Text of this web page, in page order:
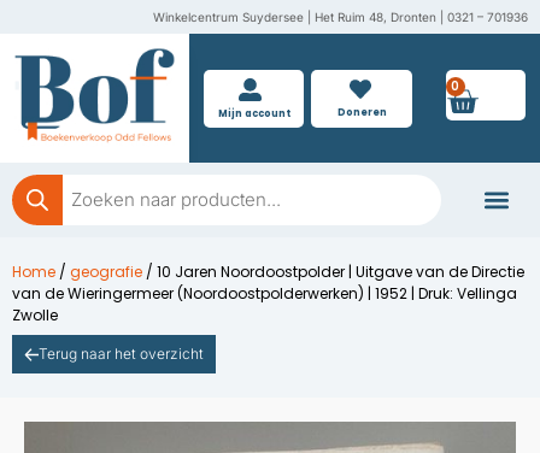
inhoud
Winkelcentrum Suydersee | Het Ruim 48, Dronten | 0321 – 701936
Mijn account Doneren
0
Producten
zoeken
Home / geografie / 10 Jaren Noordoostpolder | Uitgave van de Directie
van de Wieringermeer (Noordoostpolderwerken) | 1952 | Druk: Vellinga
Zwolle
Terug naar het overzicht